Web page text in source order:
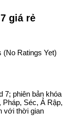
giá rẻ
(No Ratings Yet)
7; phiên bản khóa
Séc, Ả Rập,
với thời gian